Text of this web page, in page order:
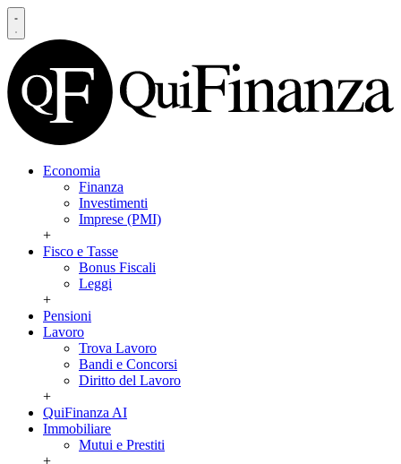
Economia
Finanza
Investimenti
Imprese (PMI)
+
Fisco e Tasse
Bonus Fiscali
Leggi
+
Pensioni
Lavoro
Trova Lavoro
Bandi e Concorsi
Diritto del Lavoro
+
QuiFinanza AI
Immobiliare
Mutui e Prestiti
+